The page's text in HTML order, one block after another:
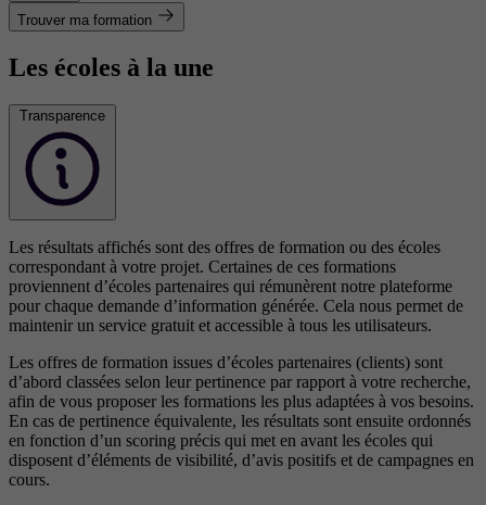
Trouver ma formation
Les écoles à la une
Transparence
Les résultats affichés sont des offres de formation ou des écoles
correspondant à votre projet. Certaines de ces formations
proviennent d’écoles partenaires qui rémunèrent notre plateforme
pour chaque demande d’information générée. Cela nous permet de
maintenir un service gratuit et accessible à tous les utilisateurs.
Les offres de formation issues d’écoles partenaires (clients) sont
d’abord classées selon leur pertinence par rapport à votre recherche,
afin de vous proposer les formations les plus adaptées à vos besoins.
En cas de pertinence équivalente, les résultats sont ensuite ordonnés
en fonction d’un scoring précis qui met en avant les écoles qui
disposent d’éléments de visibilité, d’avis positifs et de campagnes en
cours.